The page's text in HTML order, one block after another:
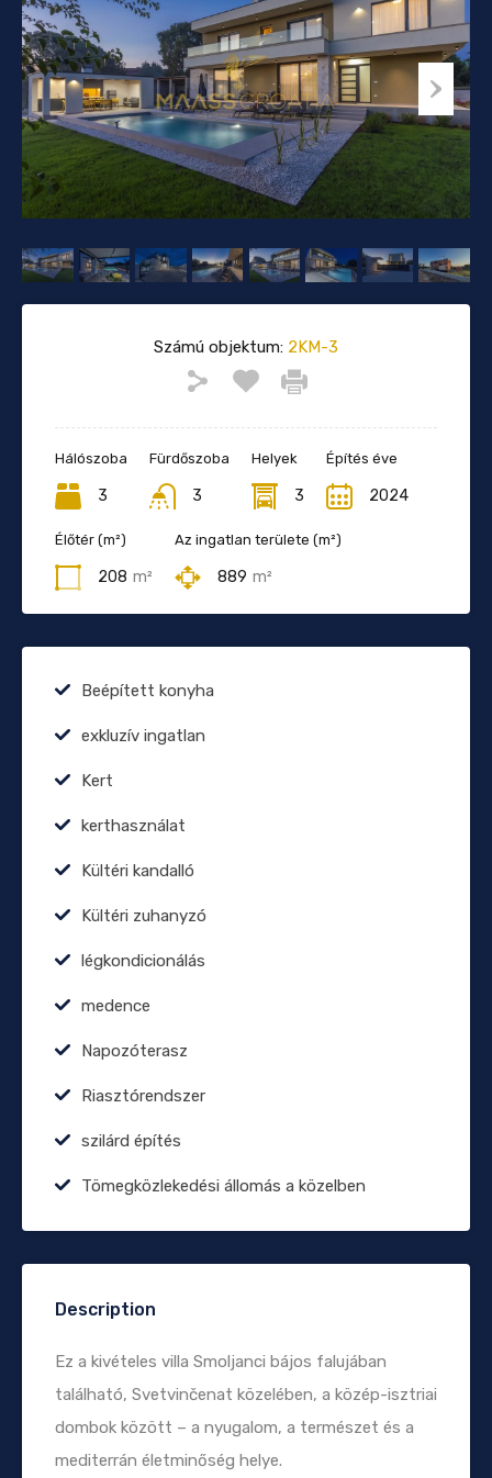
Számú objektum: 2KM-3
Hálószoba
3
Fürdőszoba
3
Helyek
3
Építés éve
2024
Élőtér (m²)
208 m²
Az ingatlan területe (m²)
889 m²
Beépített konyha
exkluzív ingatlan
Kert
kerthasználat
Kültéri kandalló
Kültéri zuhanyzó
légkondicionálás
medence
Napozóterasz
Riasztórendszer
szilárd építés
Tömegközlekedési állomás a közelben
Description
Ez a kivételes villa Smoljanci bájos falujában
található, Svetvinčenat közelében, a közép-isztriai
dombok között – a nyugalom, a természet és a
mediterrán életminőség helye.